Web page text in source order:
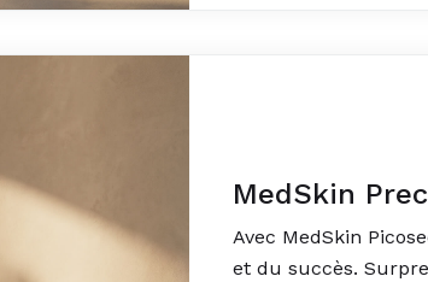
MedSkin
Avec MedSkin
et du succès.